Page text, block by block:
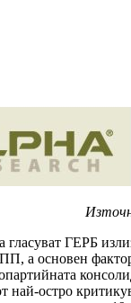
ГЕРБ
а основен
най-остро